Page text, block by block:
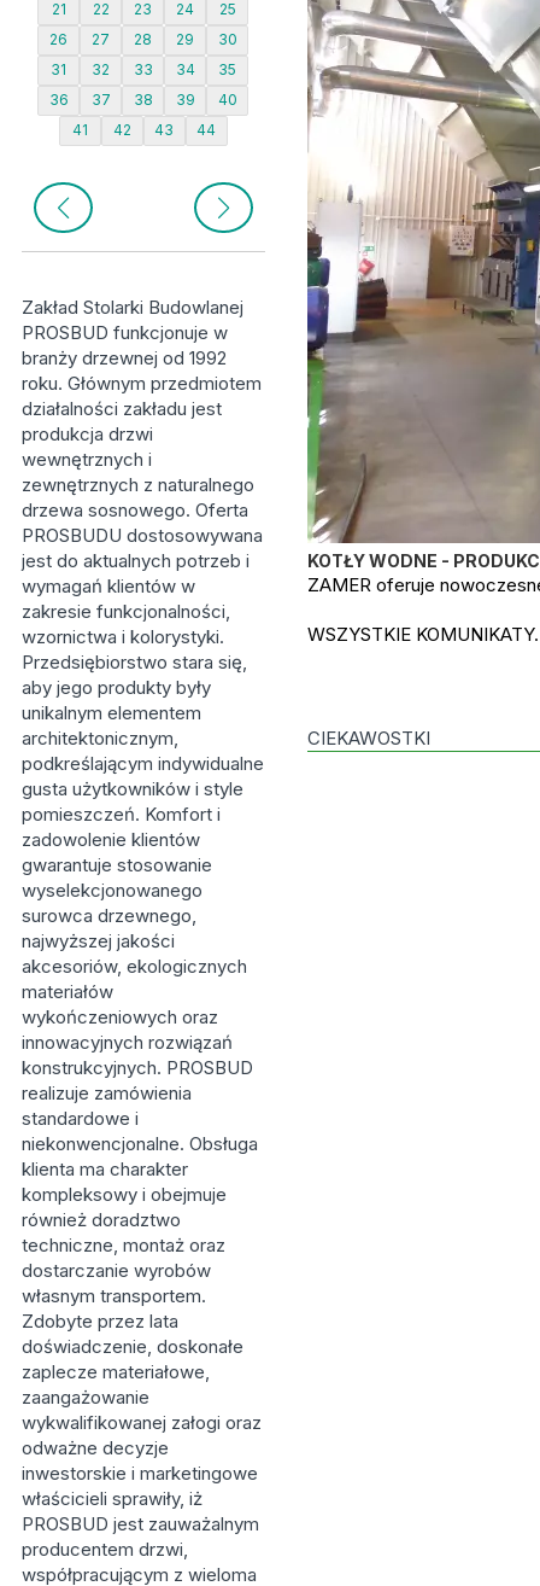
21
22 23 24
25
26
27 28 29
30
31
32 33 34
35
36
37 38 39
40
41
42 43 44
Zakład Stolarki Budowlanej
PROSBUD funkcjonuje w
branży drzewnej od 1992
roku. Głównym przedmiotem
działalności zakładu jest
produkcja drzwi
wewnętrznych i
zewnętrznych z naturalnego
drzewa sosnowego. Oferta
PROSBUDU dostosowywana
jest do aktualnych potrzeb i
wymagań klientów w
zakresie funkcjonalności,
wzornictwa i kolorystyki.
Przedsiębiorstwo stara się,
aby jego produkty były
unikalnym elementem
architektonicznym,
podkreślającym indywidualne
gusta użytkowników i style
pomieszczeń. Komfort i
zadowolenie klientów
gwarantuje stosowanie
wyselekcjonowanego
surowca drzewnego,
najwyższej jakości
akcesoriów, ekologicznych
materiałów
wykończeniowych oraz
innowacyjnych rozwiązań
konstrukcyjnych. PROSBUD
realizuje zamówienia
standardowe i
niekonwencjonalne. Obsługa
klienta ma charakter
kompleksowy i obejmuje
również doradztwo
techniczne, montaż oraz
dostarczanie wyrobów
własnym transportem.
Zdobyte przez lata
doświadczenie, doskonałe
zaplecze materiałowe,
zaangażowanie
wykwalifikowanej załogi oraz
odważne decyzje
inwestorskie i marketingowe
właścicieli sprawiły, iż
PROSBUD jest zauważalnym
producentem drzwi,
współpracującym z wieloma
KOTŁY WODNE -
ZAMER oferuje
WSZYSTKIE
CIEKAWOSTKI